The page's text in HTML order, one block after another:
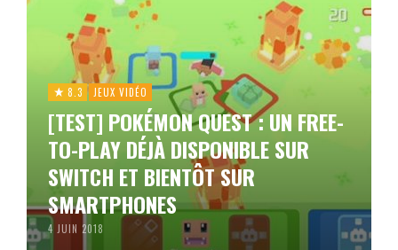
8.3 JEUX VIDÉO
[TEST] POKÉMON QUEST : UN FREE-
TO-PLAY DÉJÀ DISPONIBLE SUR
SWITCH ET BIENTÔT SUR
SMARTPHONES
4 JUIN 2018